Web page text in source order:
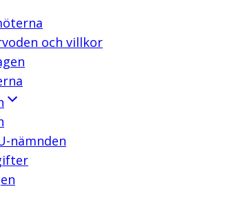
och villkor
nämnden